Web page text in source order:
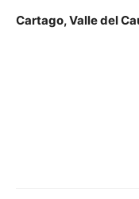
Cartago, Valle del